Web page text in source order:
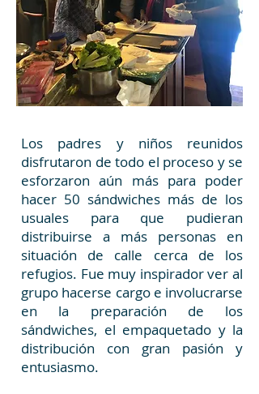
Los padres y niños reunidos
disfrutaron de todo el proceso y se
esforzaron aún más para poder
hacer 50 sándwiches más de los
usuales para que pudieran
distribuirse a más personas en
situación de calle cerca de los
refugios. Fue muy inspirador ver al
grupo hacerse cargo e involucrarse
en la preparación de los
sándwiches, el empaquetado y la
distribución con gran pasión y
entusiasmo.